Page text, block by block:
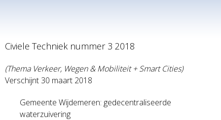
Civiele Techniek nummer 3 2018
(Thema Verkeer, Wegen & Mobiliteit + Smart Cities)
Verschijnt 30 maart 2018
Gemeente Wijdemeren: gedecentraliseerde
waterzuivering